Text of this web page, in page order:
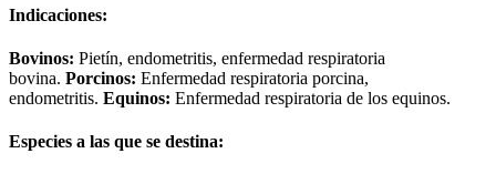
Indicaciones:
Bovinos: Pietín, endometritis, enfermedad respiratoria
bovina. Porcinos: Enfermedad respiratoria porcina,
endometritis. Equinos: Enfermedad respiratoria de los equinos.
Especies a las que se destina: